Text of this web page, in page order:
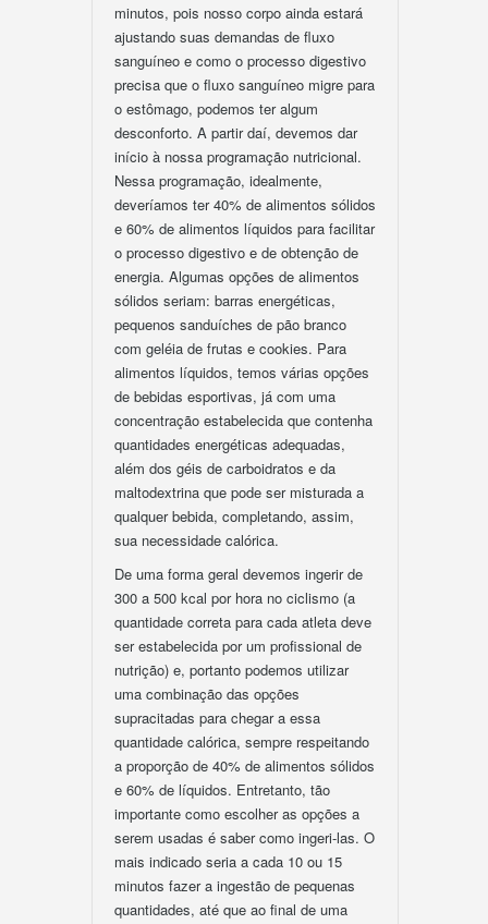
minutos, pois nosso corpo ainda estará
ajustando suas demandas de fluxo
sanguíneo e como o processo digestivo
precisa que o fluxo sanguíneo migre para
o estômago, podemos ter algum
desconforto. A partir daí, devemos dar
início à nossa programação nutricional.
Nessa programação, idealmente,
deveríamos ter 40% de alimentos sólidos
e 60% de alimentos líquidos para facilitar
o processo digestivo e de obtenção de
energia. Algumas opções de alimentos
sólidos seriam: barras energéticas,
pequenos sanduíches de pão branco
com geléia de frutas e cookies. Para
alimentos líquidos, temos várias opções
de bebidas esportivas, já com uma
concentração estabelecida que contenha
quantidades energéticas adequadas,
além dos géis de carboidratos e da
maltodextrina que pode ser misturada a
qualquer bebida, completando, assim,
sua necessidade calórica.
De uma forma geral devemos ingerir de
300 a 500 kcal por hora no ciclismo (a
quantidade correta para cada atleta deve
ser estabelecida por um profissional de
nutrição) e, portanto podemos utilizar
uma combinação das opções
supracitadas para chegar a essa
quantidade calórica, sempre respeitando
a proporção de 40% de alimentos sólidos
e 60% de líquidos. Entretanto, tão
importante como escolher as opções a
serem usadas é saber como ingeri-las. O
mais indicado seria a cada 10 ou 15
minutos fazer a ingestão de pequenas
quantidades, até que ao final de uma